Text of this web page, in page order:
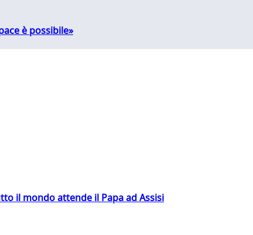
è possibile»
il mondo attende il Papa ad Assisi